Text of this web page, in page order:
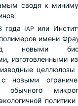
сводя к
года IAP или
имени
новыми
изготовленными
с новыми
обычного